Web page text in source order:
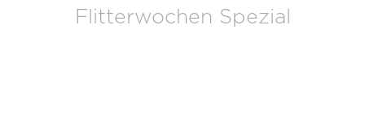
Flitterwochen Spezial